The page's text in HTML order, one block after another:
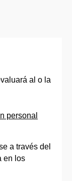
al o la
personal
a través del
en los